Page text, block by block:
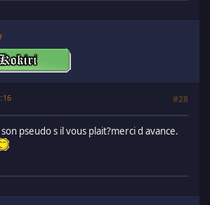
#28
pseudo s il vous plait?merci d avance.